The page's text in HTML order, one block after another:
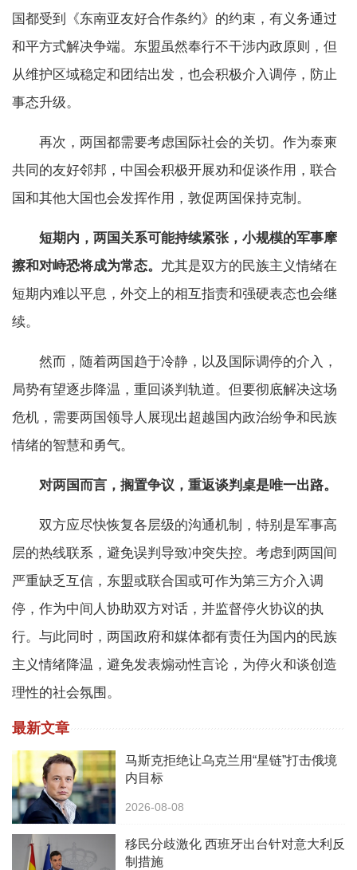
国都受到《东南亚友好合作条约》的约束，有义务通过
和平方式解决争端。东盟虽然奉行不干涉内政原则，但
从维护区域稳定和团结出发，也会积极介入调停，防止
事态升级。
再次，两国都需要考虑国际社会的关切。作为泰柬
共同的友好邻邦，中国会积极开展劝和促谈作用，联合
国和其他大国也会发挥作用，敦促两国保持克制。
短期内，两国关系可能持续紧张，小规模的军事摩
擦和对峙恐将成为常态。 尤其是双方的民族主义情绪在
短期内难以平息，外交上的相互指责和强硬表态也会继
续。
然而，随着两国趋于冷静，以及国际调停的介入，
局势有望逐步降温，重回谈判轨道。但要彻底解决这场
危机，需要两国领导人展现出超越国内政治纷争和民族
情绪的智慧和勇气。
对两国而言，搁置争议，重返谈判桌是唯一出路。
双方应尽快恢复各层级的沟通机制，特别是军事高
层的热线联系，避免误判导致冲突失控。考虑到两国间
严重缺乏互信，东盟或联合国或可作为第三方介入调
停，作为中间人协助双方对话，并监督停火协议的执
行。与此同时，两国政府和媒体都有责任为国内的民族
主义情绪降温，避免发表煽动性言论，为停火和谈创造
理性的社会氛围。
最新文章
马斯克拒绝让乌克兰用“星链”打击俄境
内目标
2026-08-08
移民分歧激化 西班牙出台针对意大利反
制措施